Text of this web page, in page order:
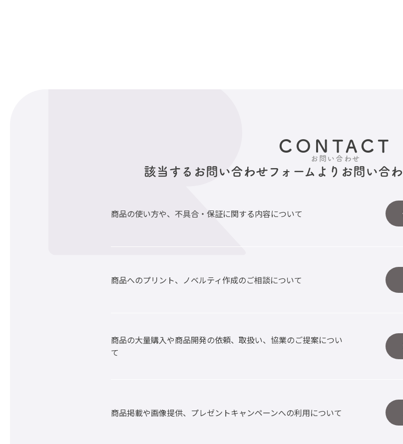
CONTACT
お問い合わせ
該当するお問い合わせフォームより お問い合
商品の使い方や、不具合・保証に関する内容について
商品へのプリント、ノベルティ作成のご相談について
商品の大量購入や商品開発の依頼、取扱い、協業のご提案につい
て
商品掲載や画像提供、プレゼントキャンペーンへの利用について